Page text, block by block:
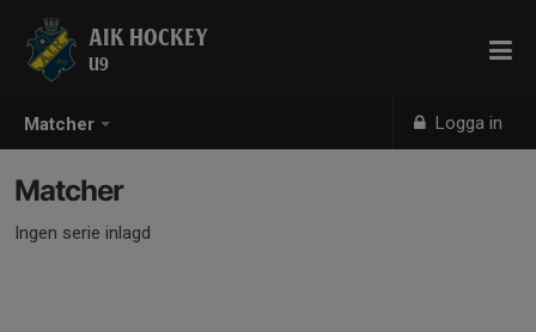
Matcher Logga in
AIK HOCKEY
U9
Matcher
Ingen serie inlagd